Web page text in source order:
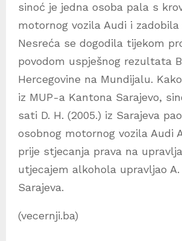
sinoć je jedna osoba pala s
motornog vozila Audi i zadobila
Nesreća se dogodila tijekom
povodom uspješnog rezultata
Hercegovine na Mundijalu.
iz MUP-a Kantona Sarajevo,
sati D. H. (2005.) iz Sarajeva
osobnog motornog vozila Audi
prije stjecanja prava na
utjecajem alkohola upravljao A.
Sarajeva.
(vecernji.ba)